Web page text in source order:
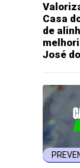
Casa
de
José